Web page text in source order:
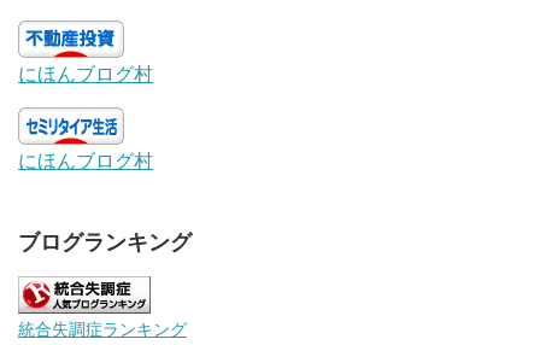
にほんブログ村
にほんブログ村
ブログランキング
統合失調症ランキング